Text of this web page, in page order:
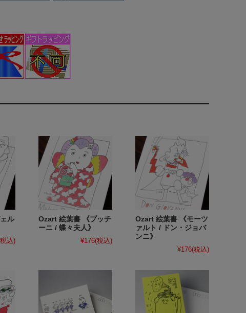
ル
込)
Ozart 絵葉書 《プッチ
ーニ / 蝶々夫人》
¥176(税込)
Ozart 絵葉書 《モーツ
ァルト / ドン・ジョバ
ンニ》
¥176(税込)